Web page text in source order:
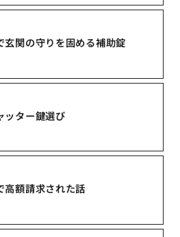
玄関の守りを固める補助錠
ッター鍵選び
高額請求された話